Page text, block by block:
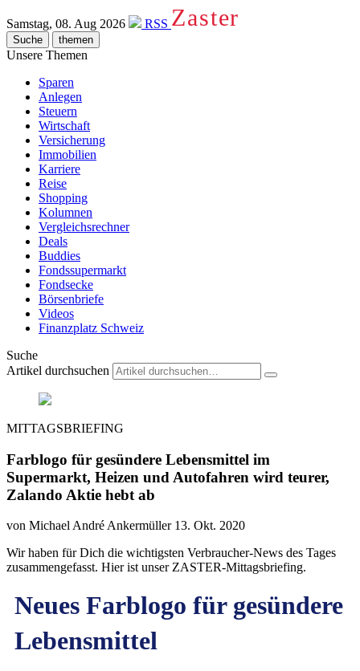
Samstag, 08. Aug 2026 RSS Zaster
Suche themen
Unsere Themen
Sparen
Anlegen
Steuern
Wirtschaft
Versicherung
Immobilien
Karriere
Reise
Shopping
Kolumnen
Vergleichsrechner
Deals
Buddies
Fondssupermarkt
Fondsecke
Börsenbriefe
Videos
Finanzplatz Schweiz
Suche
Artikel durchsuchen
MITTAGSBRIEFING
Farblogo für gesündere Lebensmittel im
Supermarkt, Heizen und Autofahren wird teurer,
Zalando Aktie hebt ab
von Michael André Ankermüller 13. Okt. 2020
Wir haben für Dich die wichtigsten Verbraucher-News des Tages
zusammengefasst. Hier ist unser ZASTER-Mittagsbriefing.
Neues Farblogo für gesündere
Lebensmittel